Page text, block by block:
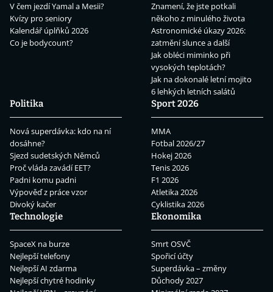
V čem jezdí Yamal a Mesii?
Kvízy pro seniory
Kalendář úplňků 2026
Co je bodycount?
Znamení, že jste potkali
někoho z minulého života
Astronomické úkazy 2026:
zatmění slunce a další
Jak obléci miminko při
vysokých teplotách?
Jak na dokonalé letní mojito
6 lehkých letních salátů
Politika
Nová superdávka: kdo na ní
dosáhne?
Sjezd sudetských Němců
Proč vláda zavádí EET?
Padni komu padni
Výpověď z práce vzor
Divoký kačer
Sport 2026
MMA
Fotbal 2026/27
Hokej 2026
Tenis 2026
F1 2026
Atletika 2026
Cyklistika 2026
Technologie
SpaceX na burze
Nejlepší telefony
Nejlepší AI zdarma
Nejlepší chytré hodinky
Ekonomika
Smrt OSVČ
Spořicí účty
Superdávka – změny
Důchody 2027